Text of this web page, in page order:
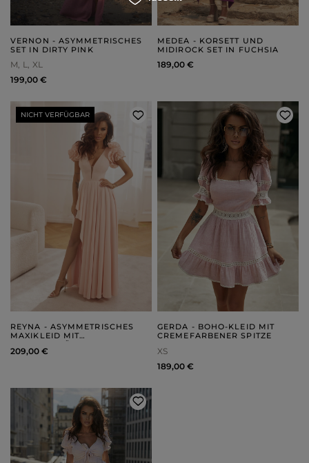
VERNON - ASYMMETRISCHES
SET IN DIRTY PINK
M L XL
199,00 €
MEDEA - KORSETT UND
MIDIROCK SET IN FUCHSIA
189,00 €
NICHT VERFÜGBAR
REYNA - ASYMMETRISCHES
MAXIKLEID MIT
209,00 €
GERDA - BOHO-KLEID MIT
CREMEFARBENER SPITZE
XS
189,00 €